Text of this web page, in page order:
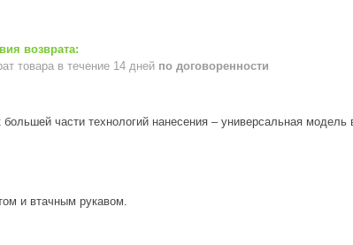
товара в течение 14 дней по договоренности
части технологий нанесения – универсальная модель
и втачным рукавом.